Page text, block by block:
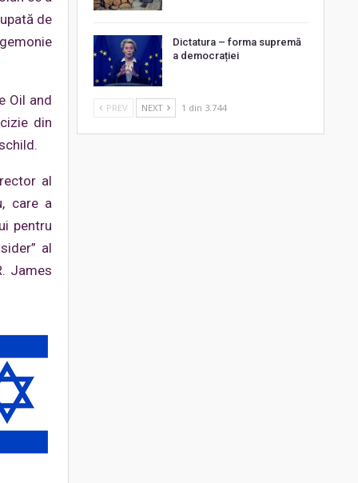
de
Oil and
din
al
care a
pentru
al
James
Dictatura – forma supremă
a democrației
PREV NEXT 1 din 3.744